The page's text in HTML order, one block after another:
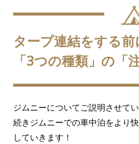
タープ連結をする
「3つの種類」の「
ジムニーについてご説明させて
続きジムニーでの車中泊をより
していきます！